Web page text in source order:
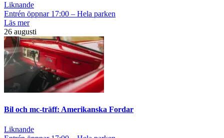
Liknande
Entrén öppnar 17:00 – Hela parken
Läs mer
26 augusti
Bil och mc-träff: Amerikanska Fordar
Liknande